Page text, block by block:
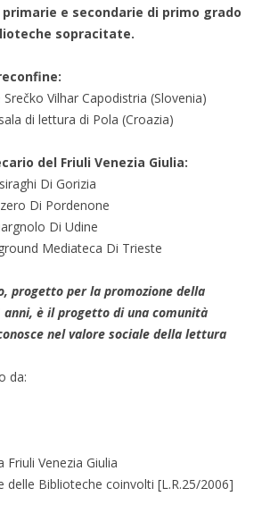
e secondarie di primo grado
sopracitate.
Vilhar Capodistria (Slovenia)
di lettura di Pola (Croazia)
del Friuli Venezia Giulia:
Di Gorizia
Di Pordenone
Di Udine
Mediateca Di Trieste
progetto per la promozione della
è il progetto di una comunità
nel valore sociale della lettura
da:
Venezia Giulia
delle Biblioteche coinvolti [L.R.25/2006]